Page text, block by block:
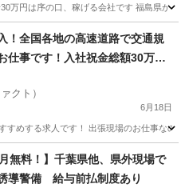
万円は序の口、稼げる会社です 福島県か
！全国各地の高速道路で交通規
仕事です！入社祝金総額30万
クト）
6月18日
すめする求人です！ 出張現場のお仕事な
無料！】千葉県他、県外現場で
導警備 給与前払制度あり